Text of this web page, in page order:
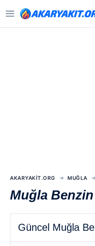
AKARYAKIT.ORG MUĞLA
Muğla Benzin
Güncel Muğla